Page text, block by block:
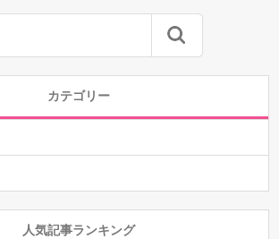
カテゴリー
人気記事ランキング